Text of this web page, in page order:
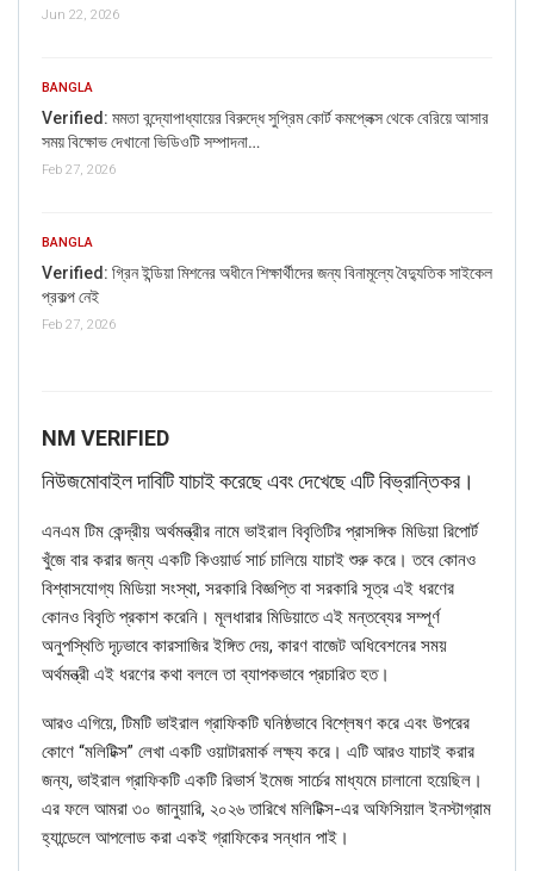
Jun 22, 2026
BANGLA
Verified: মমতা বন্দ্যোপাধ্যায়ের বিরুদ্ধে সুপ্রিম কোর্ট কমপ্লেক্স থেকে বেরিয়ে আসার
সময় বিক্ষোভ দেখানো ভিডিওটি সম্পাদনা…
Feb 27, 2026
BANGLA
Verified: গ্রিন ইন্ডিয়া মিশনের অধীনে শিক্ষার্থীদের জন্য বিনামূল্যে বৈদ্যুতিক সাইকেল
প্রকল্প নেই
Feb 27, 2026
NM VERIFIED
নিউজমোবাইল দাবিটি যাচাই করেছে এবং দেখেছে এটি বিভ্রান্তিকর।
এনএম টিম কেন্দ্রীয় অর্থমন্ত্রীর নামে ভাইরাল বিবৃতিটির প্রাসঙ্গিক মিডিয়া রিপোর্ট
খুঁজে বার করার জন্য একটি কিওয়ার্ড সার্চ চালিয়ে যাচাই শুরু করে। তবে কোনও
বিশ্বাসযোগ্য মিডিয়া সংস্থা, সরকারি বিজ্ঞপ্তি বা সরকারি সূত্র এই ধরণের
কোনও বিবৃতি প্রকাশ করেনি। মূলধারার মিডিয়াতে এই মন্তব্যের সম্পূর্ণ
অনুপস্থিতি দৃঢ়ভাবে কারসাজির ইঙ্গিত দেয়, কারণ বাজেট অধিবেশনের সময়
অর্থমন্ত্রী এই ধরণের কথা বললে তা ব্যাপকভাবে প্রচারিত হত।
আরও এগিয়ে, টিমটি ভাইরাল গ্রাফিকটি ঘনিষ্ঠভাবে বিশ্লেষণ করে এবং উপরের
কোণে “মলিটিক্স” লেখা একটি ওয়াটারমার্ক লক্ষ্য করে। এটি আরও যাচাই করার
জন্য, ভাইরাল গ্রাফিকটি একটি রিভার্স ইমেজ সার্চের মাধ্যমে চালানো হয়েছিল।
এর ফলে আমরা ৩০ জানুয়ারি, ২০২৬ তারিখে মলিটিক্স-এর অফিসিয়াল ইনস্টাগ্রাম
হ্যান্ডেলে আপলোড করা একই গ্রাফিকের সন্ধান পাই।